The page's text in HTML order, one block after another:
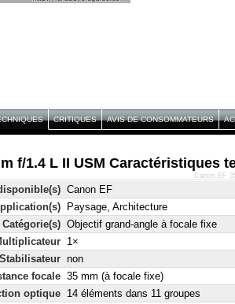
CRITIQUES AVIS DE CONSOMMATEURS
f/1.4 L II USM Caractéristiques
Canon EF
Paysage, Architecture
Catégorie(s) Objectif grand-angle à focale fixe
1×
Stabilisateur non
focale 35 mm (à focale fixe)
optique
14 éléments dans 11 groupes
Canon EF